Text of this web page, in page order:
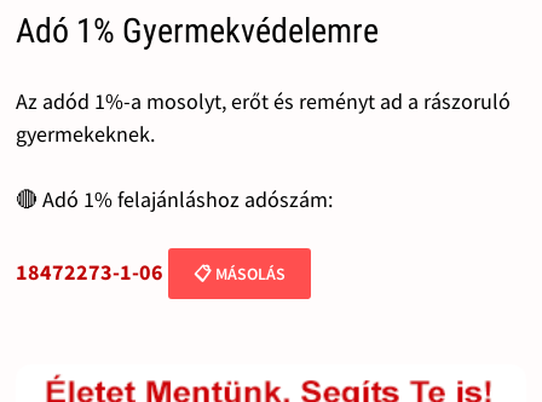
Adó 1% Gyermekvédelemre
Az adód 1%-a mosolyt, erőt és reményt ad a rászoruló
gyermekeknek.
🔴 Adó 1% felajánláshoz adószám:
18472273-1-06 📋 MÁSOLÁS